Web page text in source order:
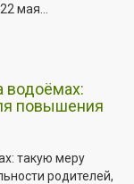
мая...
водоёмах:
повышения
такую меру
родителей,